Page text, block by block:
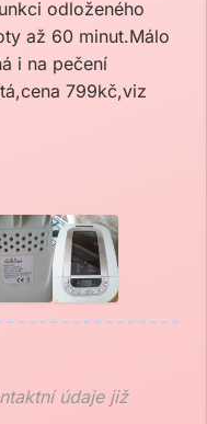
odloženého
až 60 minut.Málo
i na pečení
799kč,viz
údaje již